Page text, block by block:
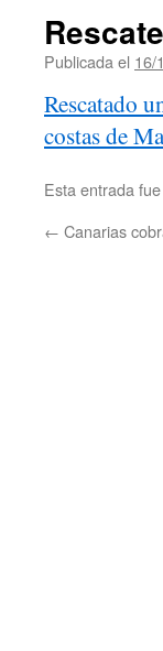
Publicada el 16/
Rescatado
costas de
Esta entrada
← Canarias